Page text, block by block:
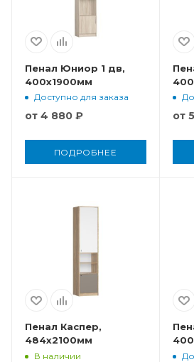
Пенал Юниор 1 дв,
400x1900мм
Доступно для заказа
от 4 880 ₽
ПОДРОБНЕЕ
от
Пенал Каспер,
484x2100мм
В наличии